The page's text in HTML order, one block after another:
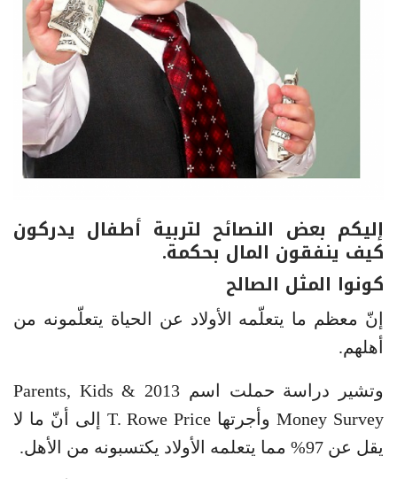
إليكم بعض النصائح لتربية أطفال يدركون
كيف ينفقون المال بحكمة.
كونوا المثل الصالح
إنّ معظم ما يتعلّمه الأولاد عن الحياة يتعلّمونه من
أهلهم.
وتشير دراسة حملت اسم 2013 Parents, Kids &
Money Survey وأجرتها T. Rowe Price إلى أنّ ما لا
يقل عن 97% مما يتعلمه الأولاد يكتسبونه من الأهل.